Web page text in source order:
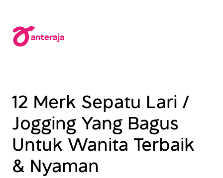
konten
12 Merk Sepatu Lari /
Jogging Yang Bagus
Untuk Wanita Terbaik
& Nyaman